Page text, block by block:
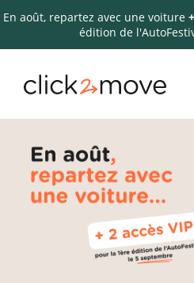
En août, repartez avec une voiture
édition de